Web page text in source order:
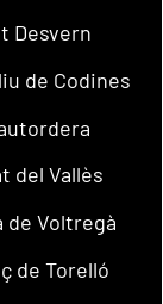
Desvern
de Codines
del Vallès
de Voltregà
de Torelló